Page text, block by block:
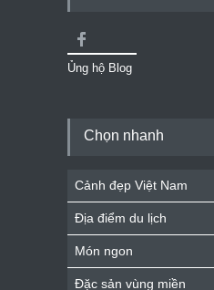
Ủng hộ Blog
Chọn nhanh
Cảnh đẹp Việt Nam
Địa điểm du lịch
Món ngon
Đặc sản vùng miền